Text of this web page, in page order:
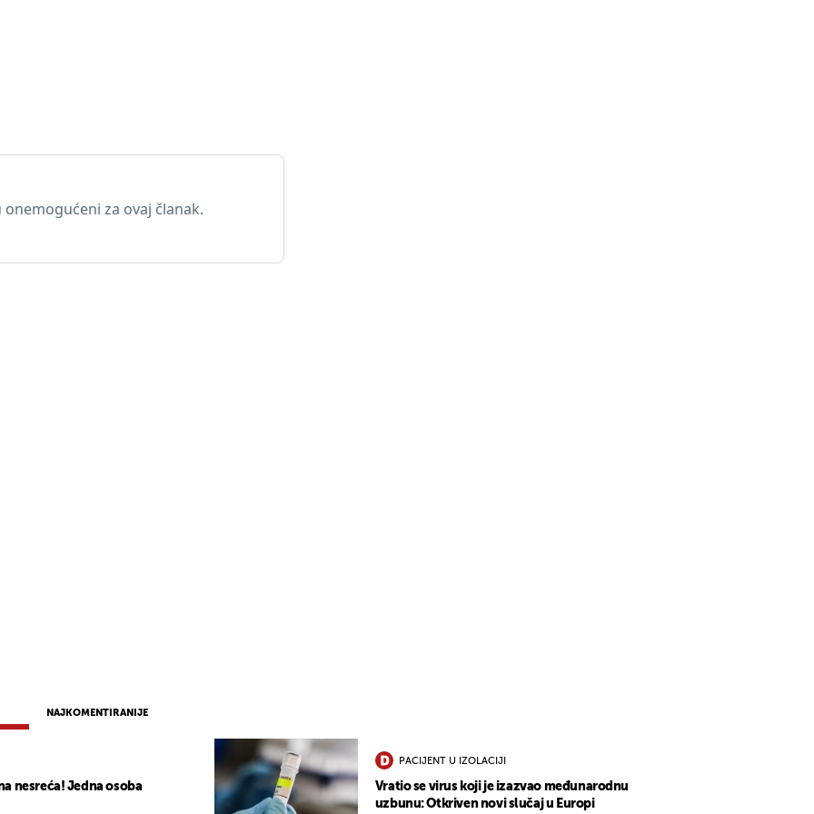
za ovaj članak.
NAJKOMENTIRANIJE
nesreća! Jedna osoba
PACIJENT U IZOLACIJI
Vratio se virus koji je izazvao međunarodnu
uzbunu: Otkriven novi slučaj u Europi